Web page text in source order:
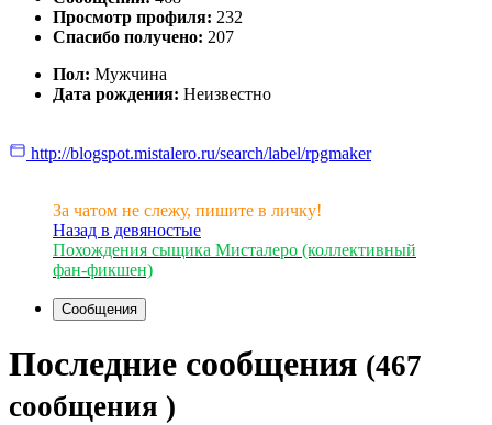
Просмотр профиля: 232
Спасибо получено: 207
Пол: Мужчина
Дата рождения: Неизвестно
http://blogspot.mistalero.ru/search/label/rpgmaker
За чатом не слежу, пишите в личку!
Назад в девяностые
Похождения сыщика Мисталеро (коллективный
фан-фикшен)
Сообщения
Последние сообщения (467
сообщения )